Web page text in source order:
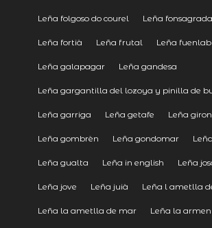
Leña folgoso do courel Leña
Leña fortià Leña frutal Leña
Leña galapagar Leña gandesa
Leña gargantilla del lozoya y pinilla de
Leña garriga Leña getafe Leña
Leña gombrèn Leña gondomar
Leña gualta Leña in english Leña
Leña jove Leña juià Leña l ametlla
Leña la ametlla de mar Leña la